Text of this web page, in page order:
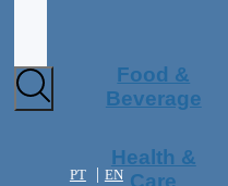
PT EN
Food &
Beverage
Health &
Care